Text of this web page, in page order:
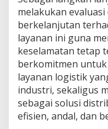
melakukan
berkelanjutan
layanan ini guna
keselamatan tetap
berkomitmen
layanan logistik
industri, sekaligus
sebagai solusi
efisien, andal, dan